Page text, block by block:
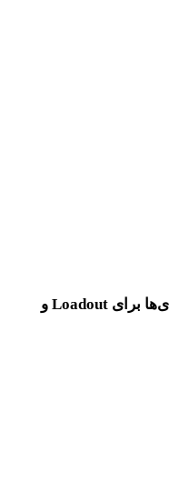
بهترین تنظیمات (Settings) حرفه‌ای‌ها برای Loadout و